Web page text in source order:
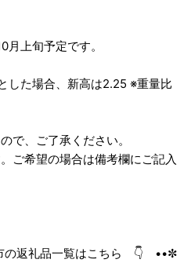
上旬予定です。
した場合、新高は2.25 ※重量比
で、ご了承ください。
ご希望の場合は備考欄にご記入
返礼品一覧はこちら 👇 ••✼